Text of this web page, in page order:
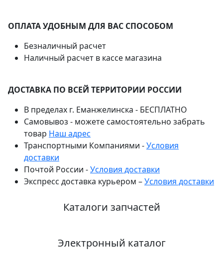
ОПЛАТА УДОБНЫМ ДЛЯ ВАС СПОСОБОМ
Безналичный расчет
Наличный расчет в кассе магазина
ДОСТАВКА ПО ВСЕЙ ТЕРРИТОРИИ РОССИИ
В пределах г. Еманжелинска - БЕСПЛАТНО
Самовывоз - можете самостоятельно забрать
товар Наш адрес
Транспортными Компаниями -Условия
доставки
Почтой России -Условия доставки
Экспресс доставка курьером –Условия доставки
Каталоги запчастей
Электронный каталог